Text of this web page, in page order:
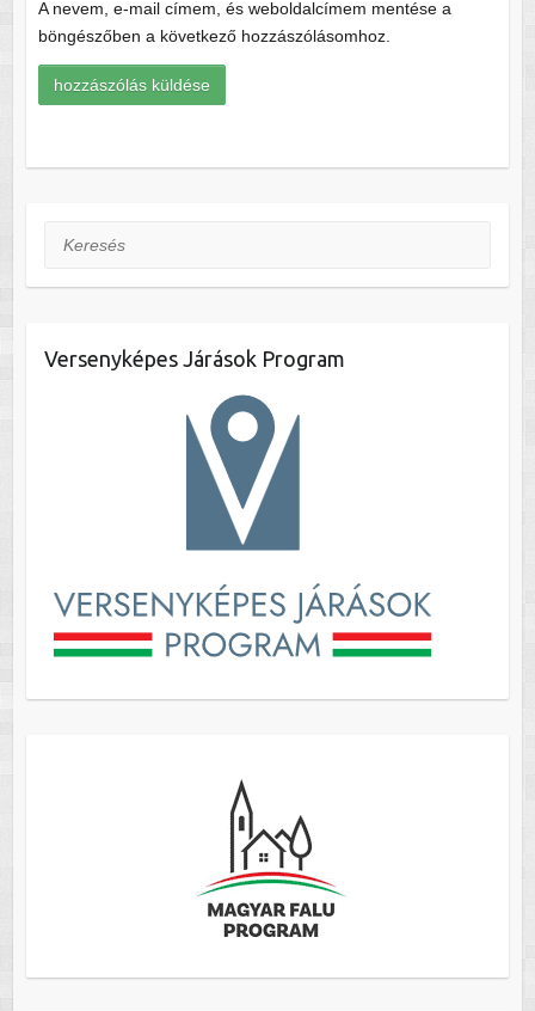
A nevem, e-mail címem, és weboldalcímem mentése a
böngészőben a következő hozzászólásomhoz.
Keresés
Versenyképes Járások Program